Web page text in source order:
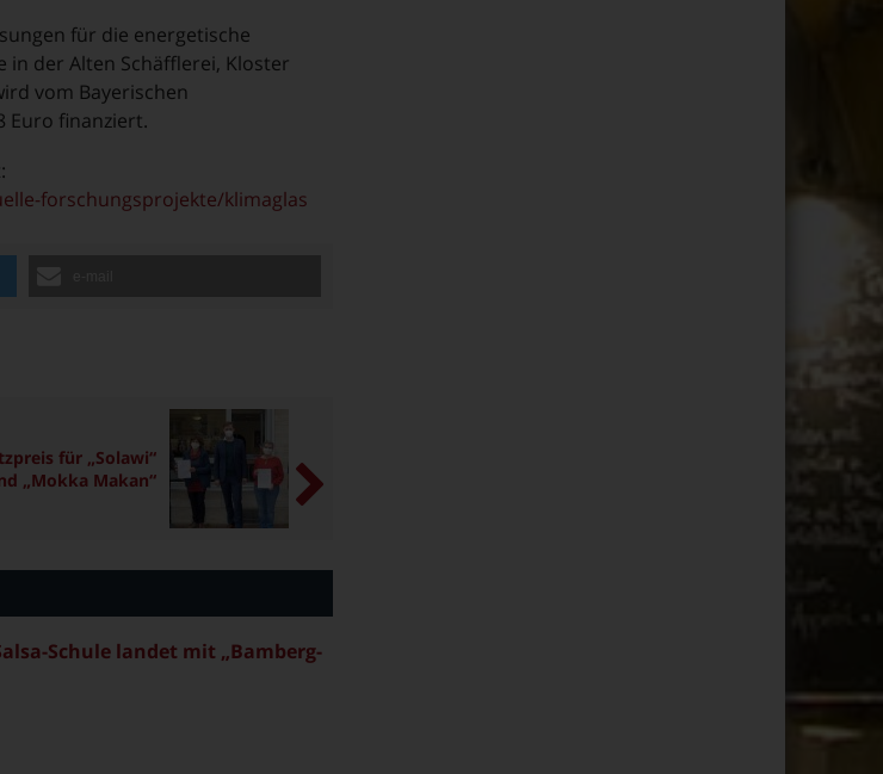
für die energetische
in der Alten Schäfflerei, Kloster
vom Bayerischen
Euro finanziert.
forschungsprojekte/klimaglas
für „Solawi“
„Mokka Makan“
Schule landet mit „Bamberg-